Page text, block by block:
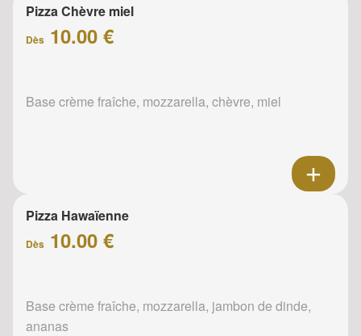
Pizza Chèvre miel
Dès 10.00 €
Base crème fraîche, mozzarella, chèvre, miel
Pizza Hawaïenne
Dès 10.00 €
Base crème fraîche, mozzarella, jambon de dinde,
ananas